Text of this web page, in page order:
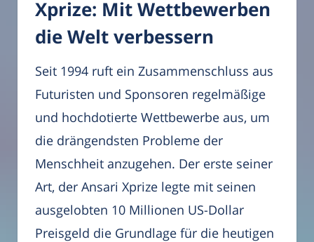
Xprize: Mit Wettbewerben
die Welt verbessern
Seit 1994 ruft ein Zusammenschluss aus
Futuristen und Sponsoren regelmäßige
und hochdotierte Wettbewerbe aus, um
die drängendsten Probleme der
Menschheit anzugehen. Der erste seiner
Art, der Ansari Xprize legte mit seinen
ausgelobten 10 Millionen US-Dollar
Preisgeld die Grundlage für die heutigen